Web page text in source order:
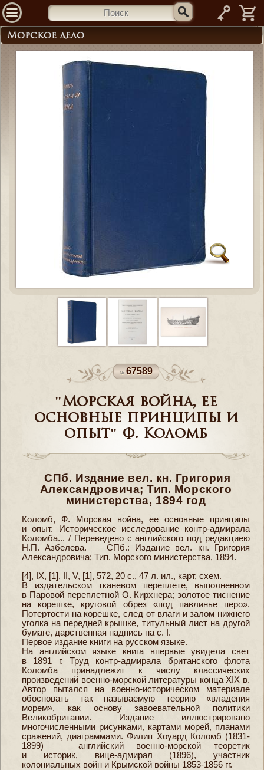
—
Морское дело
67589
"Морская война, ее
основные принципы и
опыт" Ф. Коломб
СПб. Издание вел. кн. Григория
Александровича; Тип. Морского
министерства, 1894 год
Коломб, Ф. Морская война, ее основные принципы
и опыт. Историческое исследование контр-адмирала
Коломба... / Переведено с английского под редакциею
Н.П. Азбелева. — СПб.: Издание вел. кн. Григория
Александровича; Тип. Морского министерства, 1894.
[4], IX, [1], II, V, [1], 572, 20 с., 47 л. ил., карт, схем.
В издательском тканевом переплете, выполненном
в Паровой переплетной О. Кирхнера; золотое тиснение
на корешке, круговой обрез «под павлинье перо».
Потертости на корешке, след от влаги и залом нижнего
уголка на передней крышке, титульный лист на другой
бумаге, дарственная надпись на с. I.
Первое издание книги на русском языке.
На английском языке книга впервые увидела свет
в 1891 г. Труд контр-адмирала британского флота
Коломба принадлежит к числу классических
произведений военно-морской литературы конца XIX в.
Автор пытался на военно-историческом материале
обосновать так называемую теорию «владения
морем», как основу завоевательной политики
Великобритании. Издание иллюстрировано
многочисленными рисунками, картами морей, планами
сражений, диаграммами. Филип Хоуард Коломб (1831-
1899) — английский военно-морской теоретик
и историк, вице-адмирал (1896), участник
колониальных войн и Крымской войны 1853-1856 гг.